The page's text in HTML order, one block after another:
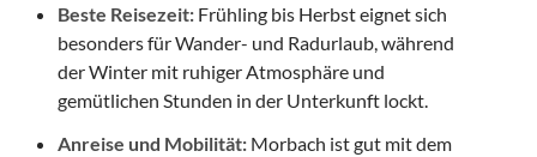
Beste Reisezeit: Frühling bis Herbst eignet sich
besonders für Wander- und Radurlaub, während
der Winter mit ruhiger Atmosphäre und
gemütlichen Stunden in der Unterkunft lockt.
Anreise und Mobilität: Morbach ist gut mit dem